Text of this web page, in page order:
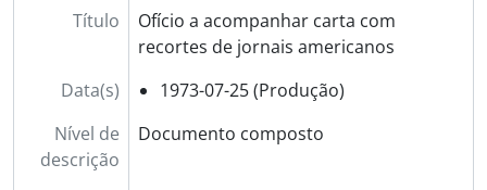
Título
Ofício a acompanhar carta com
recortes de jornais americanos
Data(s)
1973-07-25 (Produção)
Nível de
descrição
Documento composto